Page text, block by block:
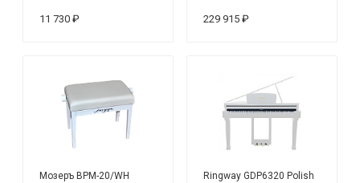
11 730 ₽ 229 915 ₽
Мозеръ BPM-20/WH
Ringway GDP6320 Polish